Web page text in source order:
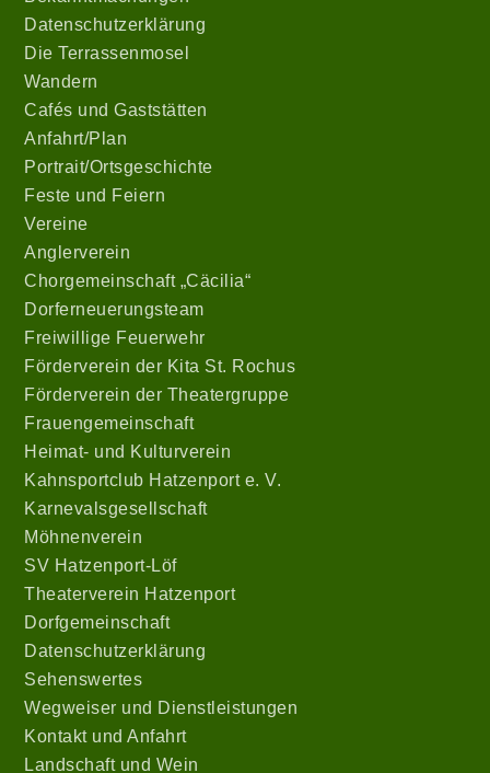
Datenschutzerklärung
Die Terrassenmosel
Wandern
Cafés und Gaststätten
Anfahrt/Plan
Portrait/Ortsgeschichte
Feste und Feiern
Vereine
Anglerverein
Chorgemeinschaft „Cäcilia“
Dorferneuerungsteam
Freiwillige Feuerwehr
Förderverein der Kita St. Rochus
Förderverein der Theatergruppe
Frauengemeinschaft
Heimat- und Kulturverein
Kahnsportclub Hatzenport e. V.
Karnevalsgesellschaft
Möhnenverein
SV Hatzenport-Löf
Theaterverein Hatzenport
Dorfgemeinschaft
Datenschutzerklärung
Sehenswertes
Wegweiser und Dienstleistungen
Kontakt und Anfahrt
Landschaft und Wein